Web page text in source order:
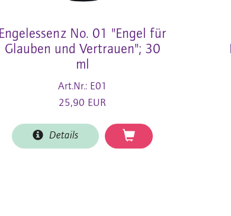
Engelessenz No. 01 "Engel für
Glauben und Vertrauen"; 30
ml
Art.Nr.: E01
25,90 EUR
Details